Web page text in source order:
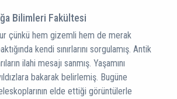
Bilimleri Fakültesi
çünkü hem gizemli hem de merak
kendi sınırlarını sorgulamış. Antik
ilahi mesajı sanmış. Yaşamını
bakarak belirlemiş. Bugüne
elde ettiği görüntülerle